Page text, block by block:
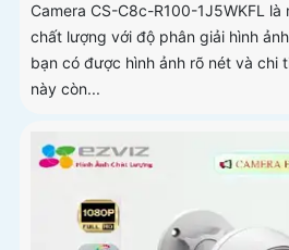
Camera CS-C8c-R100-1J5WKFL là
chất lượng với độ phân giải hình
bạn có được hình ảnh rõ nét và chi
này còn...